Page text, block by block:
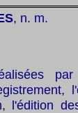
, n. m.
l'édition